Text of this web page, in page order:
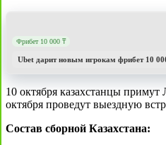
Фрибет 10 000 ₸
Ubet дарит новым игрокам фрибет 10
10 октября казахстанцы
октября проведут выездную
Состав сборной Казахстана: